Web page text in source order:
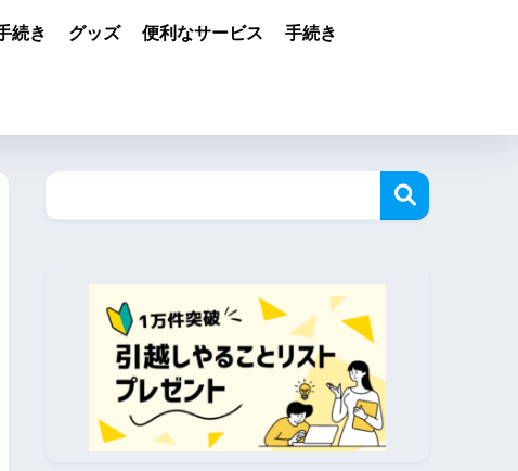
続き グッズ 便利なサービス 手続き